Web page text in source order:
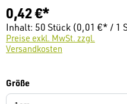
0,42 €*
Inhalt: 50 Stück (0,01 €* / 1
Preise exkl. MwSt. zzgl.
Versandkosten
Größeauswählen